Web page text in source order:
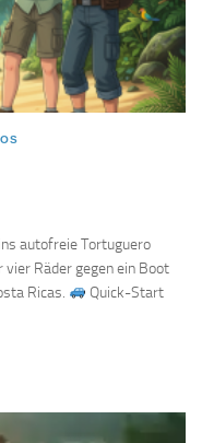
autofreie Tortuguero
Räder gegen ein Boot
Ricas.
Quick-Start